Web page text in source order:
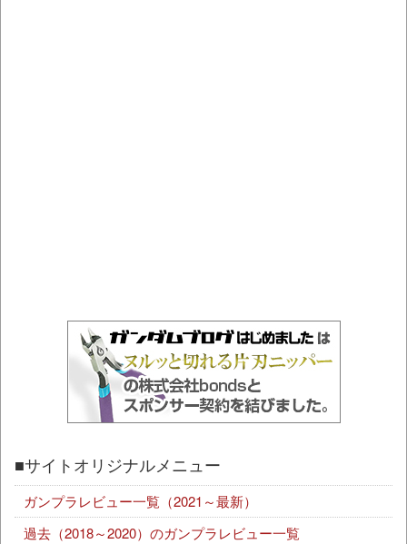
■サイトオリジナルメニュー
ガンプラレビュー一覧（2021～最新）
過去（2018～2020）のガンプラレビュー一覧